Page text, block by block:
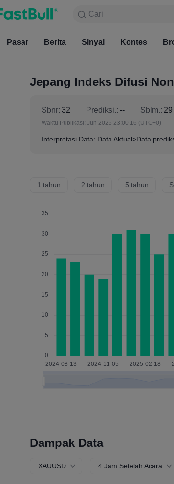
Cari
Pasar Berita
Cari
Pasar Berita Sinyal Kontes
Jepang Indeks Difusi
Sbnr: 32 Prediksi.: -- Sblm.: 29
Waktu Publikasi: Jun 2026 23:00 16 (UTC+0)
Interpretasi Data: Data Aktual>Data
1 tahun 2 tahun 5 tahun
Dampak Data
XAUUSD 4 Jam Setelah Acara